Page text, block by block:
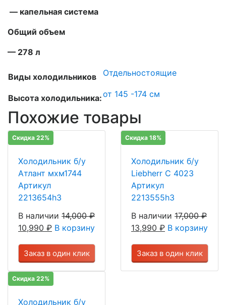
— капельная система
Общий объем
— 278 л
Виды холодильников Отдельностоящие
Высота холодильника:от 145 -174 см
Похожие товары
Скидка 22%
Холодильник б/у
Атлант мхм1744
Артикул
2213654h3
В наличии 14,000₽
10,990 ₽ В корзину
Заказ в один клик
Скидка 18%
Холодильник б/у
Liebherr C 4023
Артикул
2213555h3
В наличии 17,000₽
13,990 ₽ В корзину
Заказ в один клик
Скидка 22%
Холодильник б/у